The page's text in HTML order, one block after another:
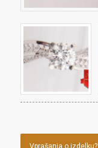
Vprašanja o izdelku?